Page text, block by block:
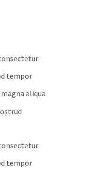
tempor
aliqua
tempor